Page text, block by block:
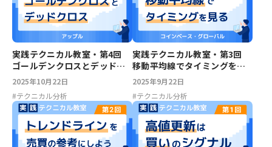
実践テクニカル教室・第4回
ゴールデンクロスとデッドク
ロス～アップル
2025年10月22日
#テクニカル分析
実践テクニカル教室・第3回
移動平均線でタイミングを見
る～コインベース
2025年9月22日
#テクニカル分析